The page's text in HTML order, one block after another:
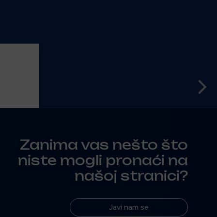
Zanima vas nešto što
niste mogli pronaći na
našoj stranici?
Javi nam se